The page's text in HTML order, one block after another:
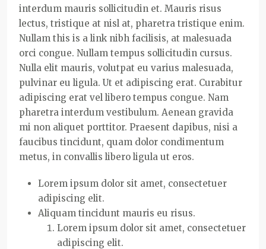
interdum mauris sollicitudin et. Mauris risus
lectus, tristique at nisl at, pharetra tristique enim.
Nullam this is a link nibh facilisis, at malesuada
orci congue. Nullam tempus sollicitudin cursus.
Nulla elit mauris, volutpat eu varius malesuada,
pulvinar eu ligula. Ut et adipiscing erat. Curabitur
adipiscing erat vel libero tempus congue. Nam
pharetra interdum vestibulum. Aenean gravida
mi non aliquet porttitor. Praesent dapibus, nisi a
faucibus tincidunt, quam dolor condimentum
metus, in convallis libero ligula ut eros.
Lorem ipsum dolor sit amet, consectetuer
adipiscing elit.
Aliquam tincidunt mauris eu risus.
Lorem ipsum dolor sit amet, consectetuer
adipiscing elit.